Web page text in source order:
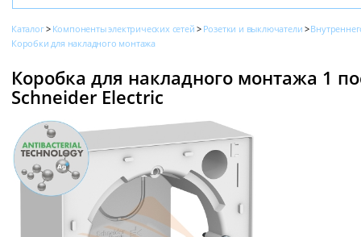
Каталог Компоненты электрических сетей Розетки и выключатели
Коробки для накладного монтажа
Коробка для накладного монтажа 1
Schneider Electric